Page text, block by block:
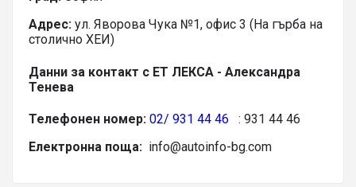
Адрес: ул. Яворова Чука №1, офис 3 (На гърба на
столично ХЕИ)
Данни за контакт с ЕТ ЛЕКСА - Александра
Тенева
Телефонен номер: 02/ 931 44 46 : 931 44 46
Електронна поща: info@autoinfo-bg.com